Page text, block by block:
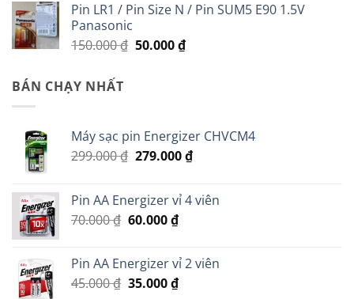
Pin LR1 / Pin Size N / Pin SUM5 E90 1.5V
Panasonic
150.000₫ Giá
50.000₫Giá
BÁN CHẠY NHẤT
Máy sạc pin Energizer CHVCM4
299.000₫ Giá
299.000 ₫.
279.000₫Giá
là:
Pin AA Energizer vỉ 4 viên
70.000₫ Giá
70.000 ₫.
60.000₫Giá
là:
60.000 ₫.
Pin AA Energizer vỉ 2 viên
45.000₫ Giá
35.000₫Giá